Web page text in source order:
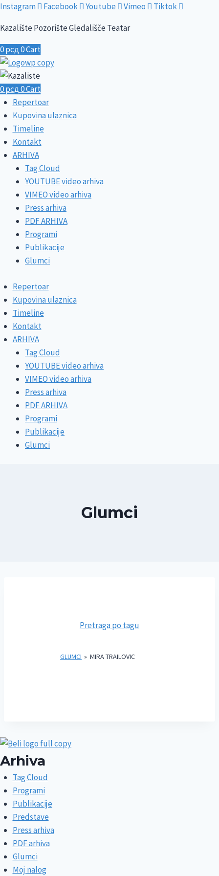
Skip
content
Instagram Facebook Youtube Vimeo
Tiktok
Kazalište Pozorište Gledališče Teatar
0рсд0Cart
0рсд0Cart
Repertoar
Kupovina ulaznica
Timeline
Kontakt
ARHIVA
Tag Cloud
YOUTUBE video arhiva
VIMEO video arhiva
Press arhiva
PDF ARHIVA
Programi
Publikacije
Glumci
Repertoar
Kupovina ulaznica
Timeline
Kontakt
ARHIVA
Tag Cloud
YOUTUBE video arhiva
VIMEO video arhiva
Press arhiva
PDF ARHIVA
Programi
Publikacije
Glumci
Glumci
Pretraga po tagu
GLUMCI » MIRA TRAILOVIC
Arhiva
Tag Cloud
Programi
Publikacije
Predstave
Press arhiva
PDF arhiva
Glumci
Moj nalog